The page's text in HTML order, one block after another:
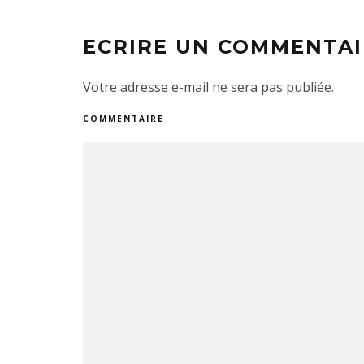
ECRIRE UN
Votre adresse e-mail ne sera pas publiée.
COMMENTAIRE